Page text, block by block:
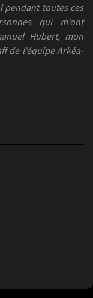
pendant toutes ces
qui m’ont
Hubert, mon
de l’équipe Arkéa-